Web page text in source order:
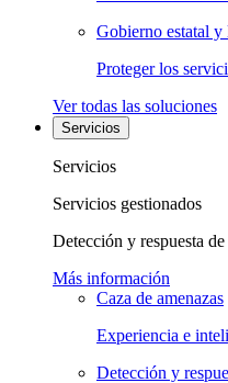
Gobierno estatal y
Proteger los
Ver todas las soluciones
Servicios
Servicios
Servicios gestionados
Detección y respuesta
Más información
Caza de amenazas
Experiencia e
Detección y